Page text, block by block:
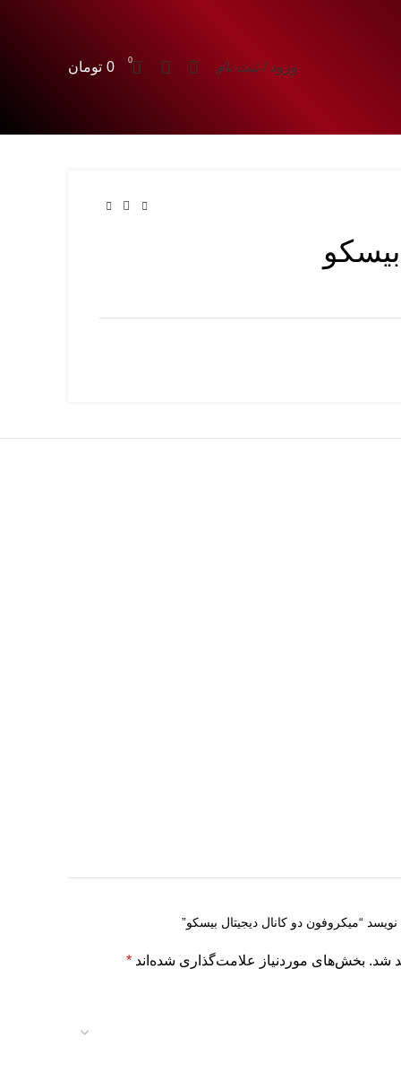
ورود / ثبت نام 0 تومان
“میکروفون دو کانال دیجیتال بیسکو”
شد. بخش‌های موردنیاز علامت‌گذاری شده‌اند *